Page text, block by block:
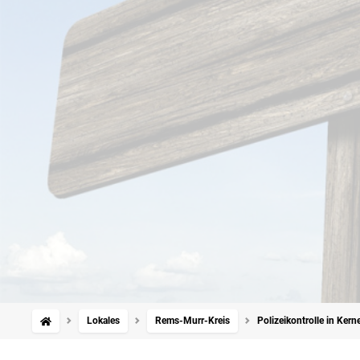
Lokales Rems-Murr-Kreis Polizeikontrolle in